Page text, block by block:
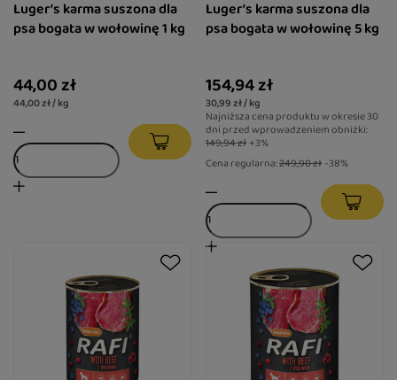
Luger’s karma suszona dla
psa bogata w wołowinę 1 kg
44,00 zł
44,00 zł / kg
Luger’s karma suszona dla
psa bogata w wołowinę 5 kg
154,94 zł
30,99 zł / kg
Najniższa cena produktu w okresie 30
dni przed wprowadzeniem obniżki:
149,94 zł +3%
Cena regularna:249,90 zł -38%